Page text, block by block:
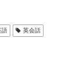
語 英会話